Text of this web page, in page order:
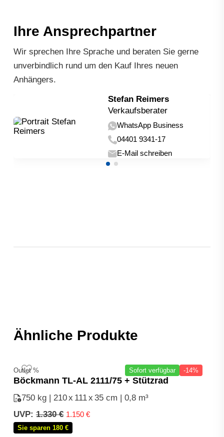
Ihre Ansprechpartner
Wir sprechen Ihre Sprache und beraten Sie gerne
unverbindlich rund um den Kauf Ihres neuen
Anhängers.
Stefan Reimers
Verkaufsberater
WhatsApp Business
04401 9341-17
E-Mail schreiben
Ähnliche Produkte
Sofort verfügbar -14%
Outlet %
Böckmann TL-AL 2111/75 + Stützrad
750 kg | 210x111x35 cm | 0,8 m³
UVP: 1.330€ Ursprünglicher
Preis
war:
1.150 €
Sie sparen 180 €